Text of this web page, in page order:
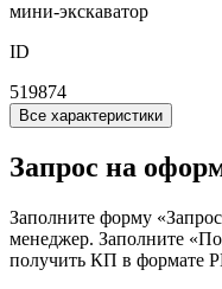
мини-экскаватор
ID
519874
Все характеристики
Запрос на
Заполните форму
менеджер. Заполните
получить КП в формате